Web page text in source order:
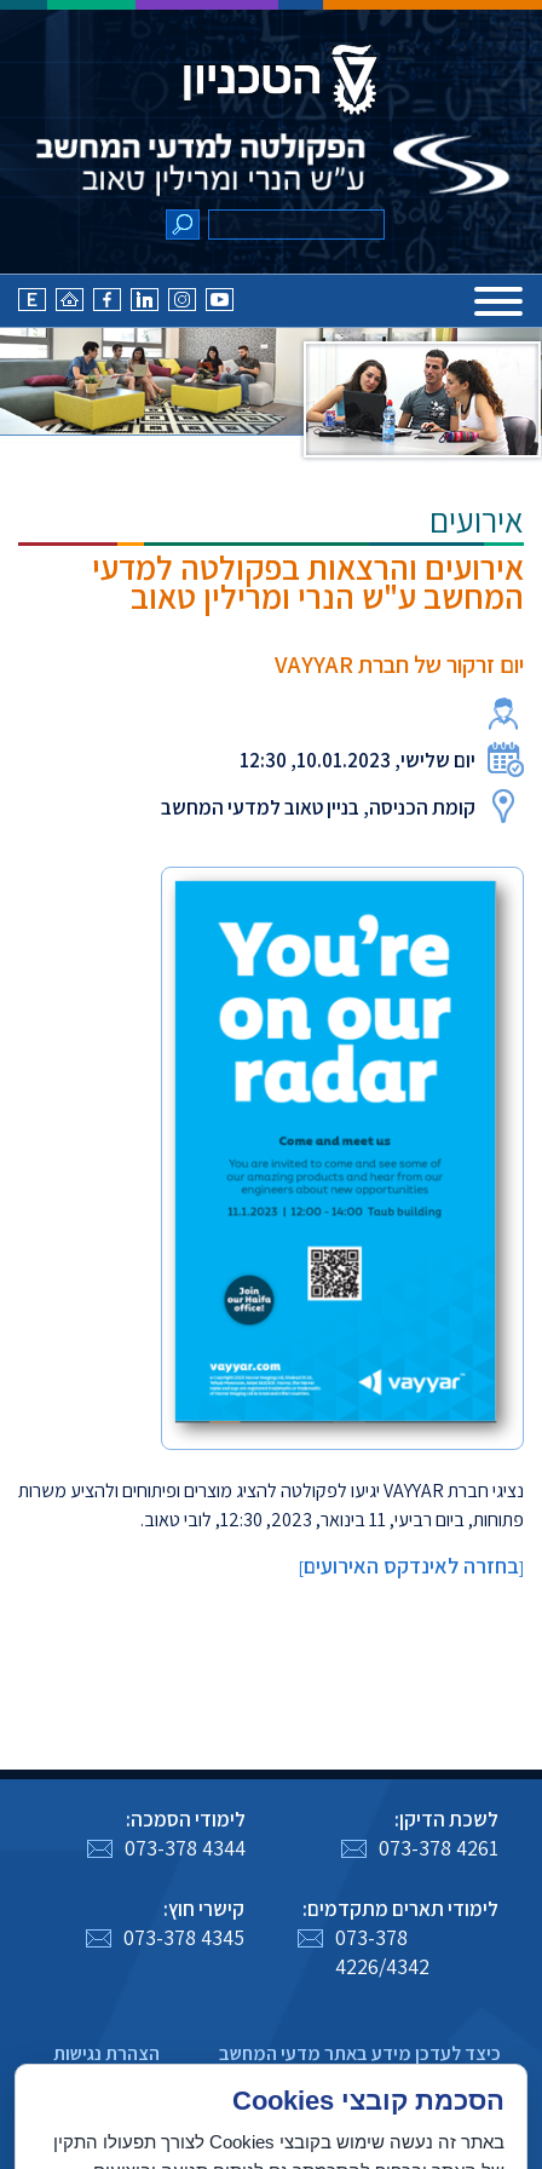
אירועים
אירועים והרצאות בפקולטה למדעי
המחשב ע"ש הנרי ומרילין טאוב
יום זרקור של חברת VAYYAR
יום שלישי, 10.01.2023, 12:30
קומת הכניסה, בניין טאוב למדעי המחשב
נציגי חברת VAYYAR יגיעו לפקולטה להציג מוצרים ופיתוחים ולהציע משרות
פתוחות, ביום רביעי, 11 בינואר, 2023, 12:30, לובי טאוב.
[בחזרה לאינדקס האירועים]
לשכת הדיקן:
073-378 4261
לימודי הסמכה:
073-378 4344
לימודי תארים מתקדמים:
073-378
4226/4342
קישרי חוץ:
073-378 4345
כיצד לעדכן מידע באתר מדעי המחשב
הצהרת נגישות
מדיניות פרטיות הסכמת קובצי Cookies
באתר זה נעשה שימוש בקובצי Cookies לצורך תפעולו התקין